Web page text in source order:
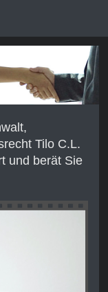
Tilo C.L.
und berät Sie